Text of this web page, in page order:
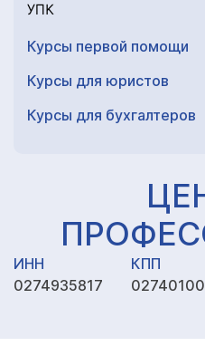
УПК
Курсы первой помощи
Курсы для юристов
Курсы для бухгалтеров
ИНН
0274935817
КПП